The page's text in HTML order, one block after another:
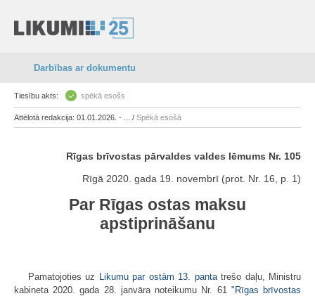
Darbības ar dokumentu
Tiesību akts: spēkā esošs
Attēlotā redakcija: 01.01.2026. - ... / Spēkā esošā
Rīgas brīvostas pārvaldes valdes lēmums Nr. 105
Rīgā 2020. gada 19. novembrī (prot. Nr. 16, p. 1)
Par Rīgas ostas maksu
apstiprināšanu
Pamatojoties uz Likumu par ostām 13. pantatrešo daļu, Ministru
kabineta 2020. gada 28. janvāra noteikumu Nr. 61 " Rīgas brīvostas